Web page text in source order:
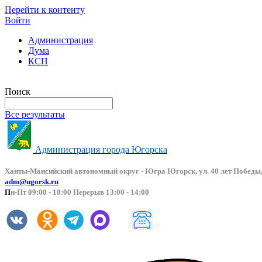
Перейти к контенту
Войти
Администрация
Дума
КСП
Поиск
Все результаты
Администрация города Югорска
Ханты-Мансийский автономный округ - Югра Югорск, ул. 40 лет
adm@ugorsk.ru
Пн-Пт 09:00 - 18:00 Перерыв 13:00 - 14:00